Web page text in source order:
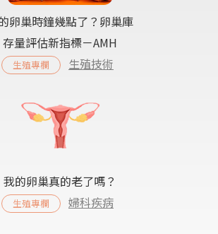
卵巢時鐘幾點了？卵巢庫
存量評估新指標－AMH
生殖專欄 生殖技術
我的卵巢真的老了嗎？
生殖專欄 婦科疾病